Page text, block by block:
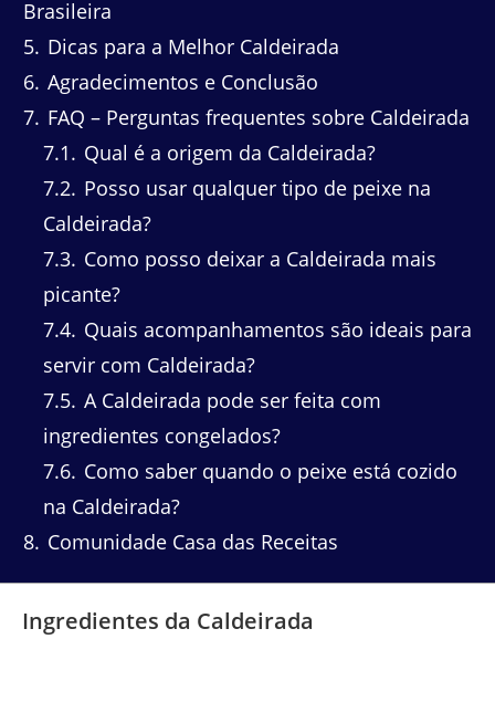
Brasileira
5 Dicas para a Melhor Caldeirada
6 Agradecimentos e Conclusão
7 FAQ – Perguntas frequentes sobre Caldeirada
7.1
Qual é a origem da Caldeirada?
7.2 Posso usar qualquer tipo de peixe na
Caldeirada?
7.3 Como posso deixar a Caldeirada mais
picante?
7.4 Quais acompanhamentos são ideais para
servir com Caldeirada?
7.5 A Caldeirada pode ser feita com
ingredientes congelados?
7.6 Como saber quando o peixe está cozido
na Caldeirada?
8 Comunidade Casa das Receitas
Ingredientes da Caldeirada